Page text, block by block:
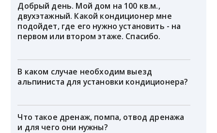
Добрый день. Мой дом на 100 кв.м.,
двухэтажный. Какой кондиционер мне
подойдет, где его нужно установить - на
первом или втором этаже. Спасибо.
В каком случае необходим выезд
альпиниста для установки кондиционера?
Что такое дренаж, помпа, отвод дренажа
и для чего они нужны?